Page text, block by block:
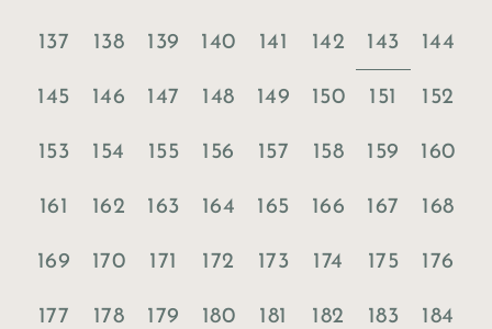
137 138 139 140 141 142 143 144
145 146 147 148 149 150 151 152
153 154 155 156 157 158 159 160
161 162 163 164 165 166 167 168
169 170 171 172 173 174 175 176
177 178 179 180 181 182 183 184